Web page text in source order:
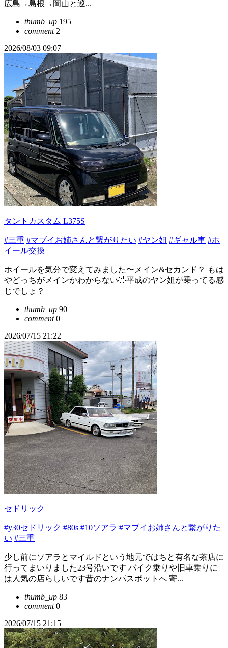
広島→島根→岡山と巡...
thumb_up 195
comment2
2026/08/03 09:07
タントカスタム L375S
#三重 #マブイお姉さんと繋がりたい #ヤン姐 #ギャル車 #ホ
イール交換
ホイールを気分で変えてみました〜メイン&セカンド？ もは
やどっちがメインかわからない🤣平成のヤン姐が乗ってる感
じでしょ？
thumb_up 90
comment0
2026/07/15 21:22
セドリック
#y30セドリック #80s #10ソアラ #マブイお姉さんと繋がりた
い #三重
少し前にソアラとマイルドという地元ではちと有名な茶店に
行ってまいりました23号沿いです バイク乗りや旧車乗りに
は人気の店らしいです昔のナンパスポットへ 寄...
thumb_up 83
comment0
2026/07/15 21:15